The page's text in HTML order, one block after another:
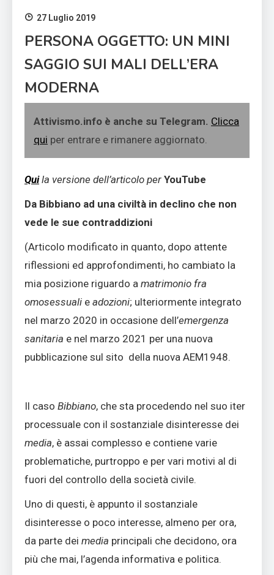
27 Luglio 2019
PERSONA OGGETTO: UN MINI
SAGGIO SUI MALI DELL’ERA
MODERNA
Attivismo.info è anche su Telegram. Clicca
qui per entrare e rimanere aggiornato.
Quila versione dell’articolo per YouTube
Da Bibbiano ad una civiltà in declino che non
vede le sue contraddizioni
(Articolo modificato in quanto, dopo attente
riflessioni ed approfondimenti, ho cambiato la
mia posizione riguardo a matrimonio fra
omosessuali e adozioni; ulteriormente integrato
nel marzo 2020 in occasione dell’emergenza
sanitaria e nel marzo 2021 per una nuova
pubblicazione sul sito della nuova AEM1948.
Il caso Bibbiano, che sta procedendo nel suo iter
processuale con il sostanziale disinteresse dei
media, è assai complesso e contiene varie
problematiche, purtroppo e per vari motivi al di
fuori del controllo della società civile.
Uno di questi, è appunto il sostanziale
disinteresse o poco interesse, almeno per ora,
da parte dei media principali che decidono, ora
più che mai, l’agenda informativa e politica.